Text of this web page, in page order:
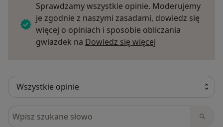
Sprawdzamy wszystkie opinie. Moderujemy
je zgodnie z naszymi zasadami, dowiedz się
więcej o opiniach i sposobie obliczania
gwiazdek na Dowiedz się więcej
Szukaj w opiniach